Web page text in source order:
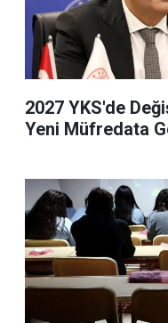
2027 YKS'de
Yeni Müfredata